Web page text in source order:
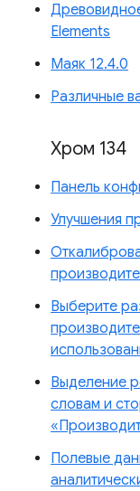
Elements
Маяк 12.4.0
Различные
Хром 134
Панель
Улучшения
Выберите
Выделение
словам и
Полевые